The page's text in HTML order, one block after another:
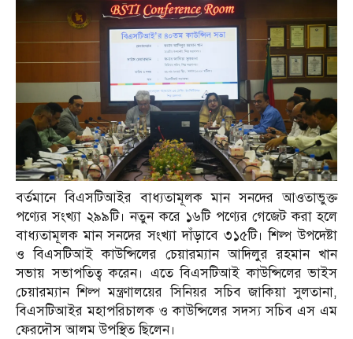
বর্তমানে বিএসটিআইর বাধ্যতামূলক মান সনদের আওতাভুক্ত
পণ্যের সংখ্যা ২৯৯টি। নতুন করে ১৬টি পণ্যের গেজেট করা হলে
বাধ্যতামূলক মান সনদের সংখ্যা দাঁড়াবে ৩১৫টি। শিল্প উপদেষ্টা
ও বিএসটিআই কাউন্সিলের চেয়ারম্যান আদিলুর রহমান খান
সভায় সভাপতিত্ব করেন। এতে বিএসটিআই কাউন্সিলের ভাইস
চেয়ারম্যান শিল্প মন্ত্রণালয়ের সিনিয়র সচিব জাকিয়া সুলতানা,
বিএসটিআইর মহাপরিচালক ও কাউন্সিলের সদস্য সচিব এস এম
ফেরদৌস আলম উপস্থিত ছিলেন।